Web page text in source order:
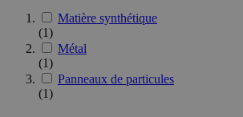
Matière synthétique
(1)
Métal
(1)
Panneaux de particules
(1)